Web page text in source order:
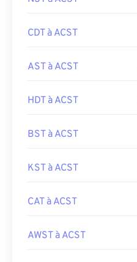
CDT à ACST
AST à ACST
HDT à ACST
BST à ACST
KST à ACST
CAT à ACST
AWST à ACST